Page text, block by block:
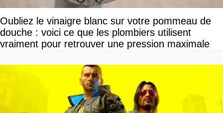
Oubliez le vinaigre blanc sur votre pommeau de
douche : voici ce que les plombiers utilisent
vraiment pour retrouver une pression maximale